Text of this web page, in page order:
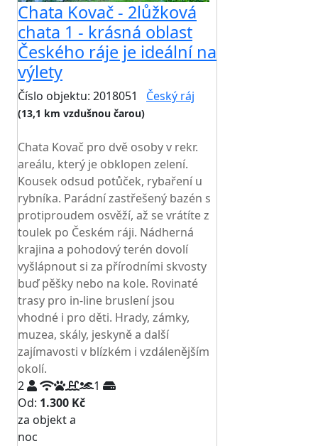
Chata Kovač - 2lůžková
chata 1 - krásná oblast
Českého ráje je ideální na
výlety
Číslo objektu: 2018051 Český ráj
(13,1 km vzdušnou čarou)
Chata Kovač pro dvě osoby v rekr.
areálu, který je obklopen zelení.
Kousek odsud potůček, rybaření u
rybníka. Parádní zastřešený bazén s
protiproudem osvěží, až se vrátíte z
toulek po Českém ráji. Nádherná
krajina a pohodový terén dovolí
vyšlápnout si za přírodními skvosty
buď pěšky nebo na kole. Rovinaté
trasy pro in-line bruslení jsou
vhodné i pro děti. Hrady, zámky,
muzea, skály, jeskyně a další
zajímavosti v blízkém i vzdálenějším
okolí.
2
1
Od: 1.300 Kč
za objekt a
noc